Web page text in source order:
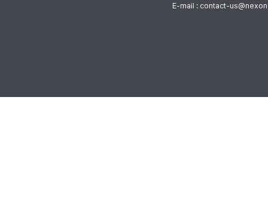
E-mail : contact-